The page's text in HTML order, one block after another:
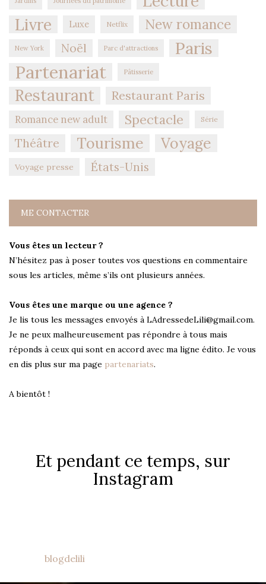
Livre
Luxe Netflix New romance
New York Noël Parc d'attractions Paris
Partenariat Pâtisserie
Restaurant Restaurant Paris
Romance new adult Spectacle Série
Théâtre Tourisme Voyage
Voyage presse États-Unis
ME CONTACTER
Vous êtes un lecteur ?
N’hésitez pas à poser toutes vos questions en commentaire
sous les articles, même s’ils ont plusieurs années.
Vous êtes une marque ou une agence ?
Je lis tous les messages envoyés à LAdressedeLili@gmail.com.
Je ne peux malheureusement pas répondre à tous mais
réponds à ceux qui sont en accord avec ma ligne édito. Je vous
en dis plus sur ma page partenariats.
A bientôt !
Et pendant ce temps, sur
Instagram
blogdelili